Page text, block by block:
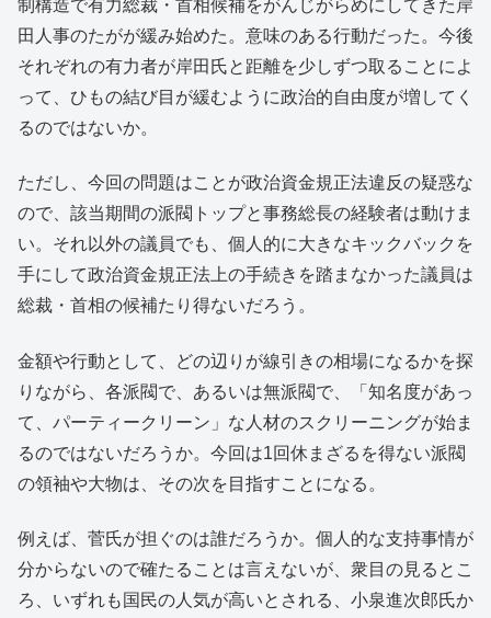
制構造で有力総裁・首相候補をがんじがらめにしてきた岸
田人事のたがが緩み始めた。意味のある行動だった。今後
それぞれの有力者が岸田氏と距離を少しずつ取ることによ
って、ひもの結び目が緩むように政治的自由度が増してく
るのではないか。
ただし、今回の問題はことが政治資金規正法違反の疑惑な
ので、該当期間の派閥トップと事務総長の経験者は動けま
い。それ以外の議員でも、個人的に大きなキックバックを
手にして政治資金規正法上の手続きを踏まなかった議員は
総裁・首相の候補たり得ないだろう。
金額や行動として、どの辺りが線引きの相場になるかを探
りながら、各派閥で、あるいは無派閥で、「知名度があっ
て、パーティークリーン」な人材のスクリーニングが始ま
るのではないだろうか。今回は1回休まざるを得ない派閥
の領袖や大物は、その次を目指すことになる。
例えば、菅氏が担ぐのは誰だろうか。個人的な支持事情が
分からないので確たることは言えないが、衆目の見るとこ
ろ、いずれも国民の人気が高いとされる、小泉進次郎氏か